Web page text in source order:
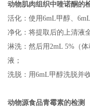
动物肌肉组织中喹诺酮的
活化：使用6mL甲醇、 6mL
净化：将提取后的上清液
淋洗：然后用2mL 5% （
液；
洗脱：用6mL甲醇洗脱并
动物源食品青霉素的检测